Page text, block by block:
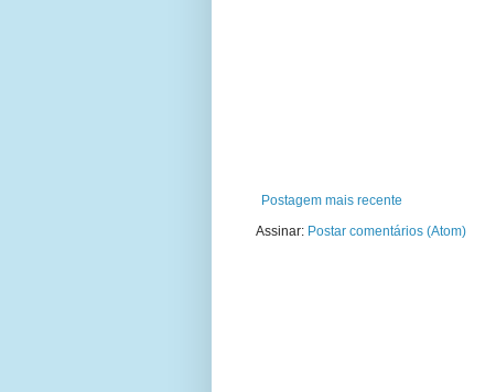
Postagem mais recente
Assinar: Postar comentários (Atom)